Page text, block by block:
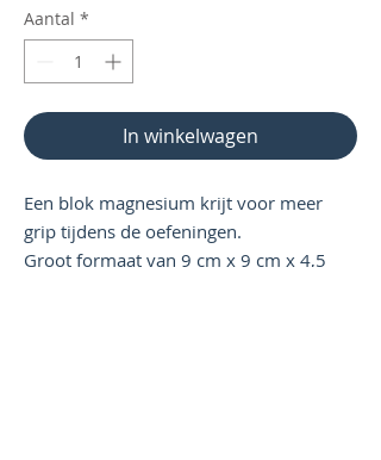
Aantal *
In winkelwagen
Een blok magnesium krijt voor meer
grip tijdens de oefeningen.
Groot formaat van 9 cm x 9 cm x 4,5